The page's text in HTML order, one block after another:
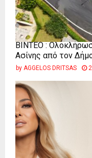
ΒΙΝΤΕΟ :
Ασίνης από τον
by AGGELOS DRITSAS